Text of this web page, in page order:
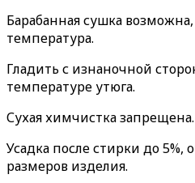
Барабанная сушка
температура.
Гладить с изнаночной
температуре утюга.
Сухая химчистка запрещена.
Усадка после стирки до 5%,
размеров изделия.